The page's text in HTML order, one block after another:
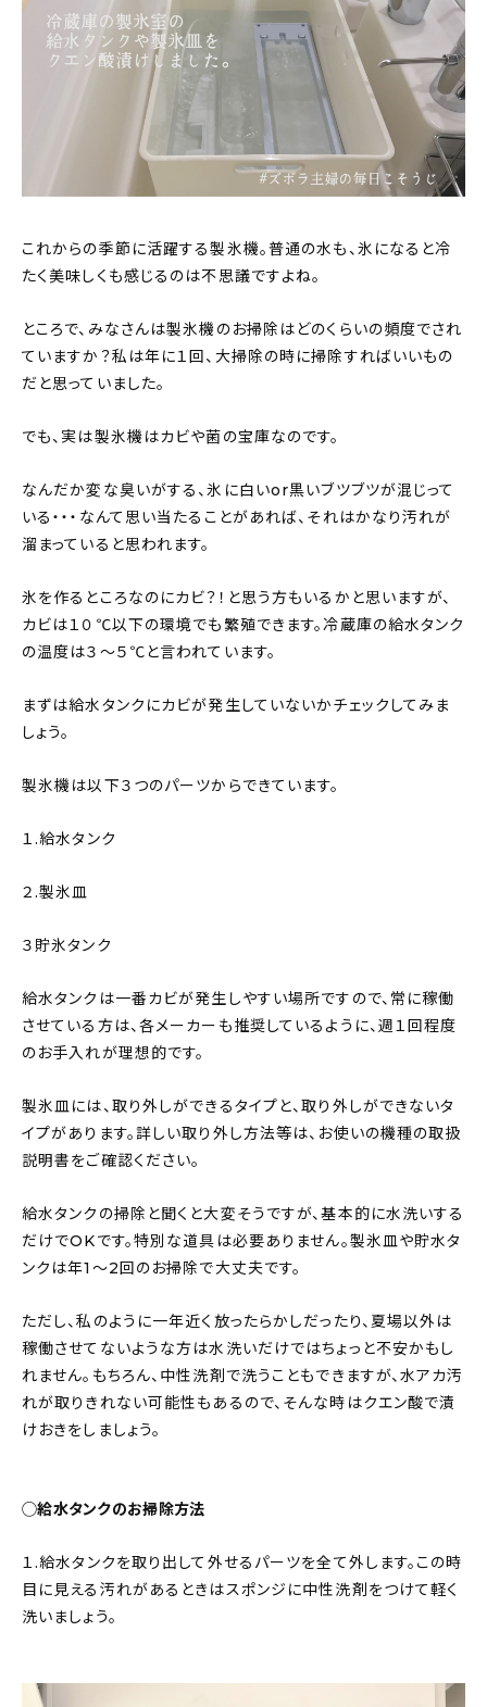
これからの季節に活躍する製氷機。普通の水も、氷になると冷
たく美味しくも感じるのは不思議ですよね。
ところで、みなさんは製氷機のお掃除はどのくらいの頻度でされ
ていますか？私は年に１回、大掃除の時に掃除すればいいもの
だと思っていました。
でも、実は製氷機はカビや菌の宝庫なのです。
なんだか変な臭いがする、氷に白いor黒いブツブツが混じって
いる・・・なんて思い当たることがあれば、それはかなり汚れが
溜まっていると思われます。
氷を作るところなのにカビ？！と思う方もいるかと思いますが、
カビは１０℃以下の環境でも繁殖できます。冷蔵庫の給水タンク
の温度は３〜５℃と言われています。
まずは給水タンクにカビが発生していないかチェックしてみま
しょう。
製氷機は以下３つのパーツからできています。
１.給水タンク
２.製氷皿
３貯氷タンク
給水タンクは一番カビが発生しやすい場所ですので、常に稼働
させている方は、各メーカーも推奨しているように、週１回程度
のお手入れが理想的です。
製氷皿には、取り外しができるタイプと、取り外しができないタ
イプがあります。詳しい取り外し方法等は、お使いの機種の取扱
説明書をご確認ください。
給水タンクの掃除と聞くと大変そうですが、基本的に水洗いする
だけでOKです。特別な道具は必要ありません。製氷皿や貯水タ
ンクは年1〜2回のお掃除で大丈夫です。
ただし、私のように一年近く放ったらかしだったり、夏場以外は
稼働させてないような方は水洗いだけではちょっと不安かもし
れません。もちろん、中性洗剤で洗うこともできますが、水アカ汚
れが取りきれない可能性もあるので、そんな時はクエン酸で漬
けおきをしましょう。
◯給水タンクのお掃除方法
１.給水タンクを取り出して外せるパーツを全て外します。この時
目に見える汚れがあるときはスポンジに中性洗剤をつけて軽く
洗いましょう。